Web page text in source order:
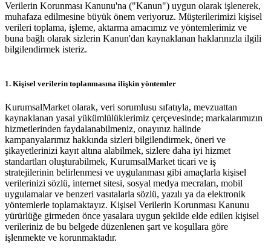
Verilerin Korunması Kanunu'na ("Kanun") uygun olarak işlenerek,
muhafaza edilmesine büyük önem veriyoruz. Müşterilerimizi kişisel
verileri toplama, işleme, aktarma amacımız ve yöntemlerimiz ve
buna bağlı olarak sizlerin Kanun'dan kaynaklanan haklarınızla ilgili
bilgilendirmek isteriz.
1. Kişisel verilerin toplanmasına ilişkin yöntemler
KurumsalMarket olarak, veri sorumlusu sıfatıyla, mevzuattan
kaynaklanan yasal yükümlülüklerimiz çerçevesinde; markalarımızın
hizmetlerinden faydalanabilmeniz, onayınız halinde
kampanyalarımız hakkında sizleri bilgilendirmek, öneri ve
şikayetlerinizi kayıt altına alabilmek, sizlere daha iyi hizmet
standartları oluşturabilmek, KurumsalMarket ticari ve iş
stratejilerinin belirlenmesi ve uygulanması gibi amaçlarla kişisel
verilerinizi sözlü, internet sitesi, sosyal medya mecraları, mobil
uygulamalar ve benzeri vasıtalarla sözlü, yazılı ya da elektronik
yöntemlerle toplamaktayız. Kişisel Verilerin Korunması Kanunu
yürürlüğe girmeden önce yasalara uygun şekilde elde edilen kişisel
verileriniz de bu belgede düzenlenen şart ve koşullara göre
işlenmekte ve korunmaktadır.